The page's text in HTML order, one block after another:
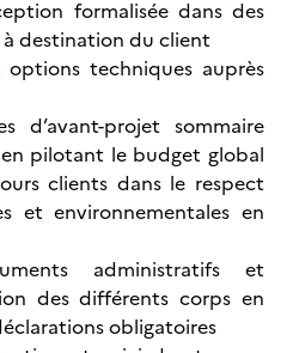
formalisée dans des
destination du client
techniques auprès
d’avant-projet sommaire
pilotant le budget global
clients dans le respect
et environnementales en
administratifs et
des différents corps en
obligatoires